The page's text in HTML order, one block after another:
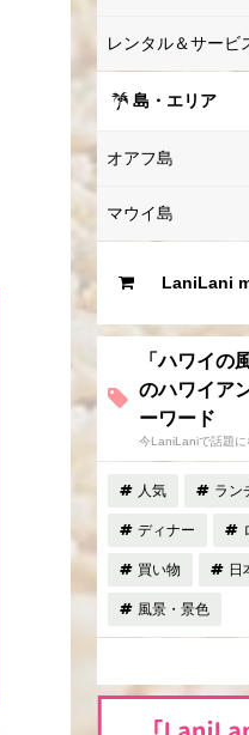
レンタル＆サービ
島・エリア
オアフ島
マウイ島
LaniLani
「ハワイの
のハワイア
ーワード
今LaniLaniで話題に
人気 ラン
ディナー
買い物 日
風景・景色